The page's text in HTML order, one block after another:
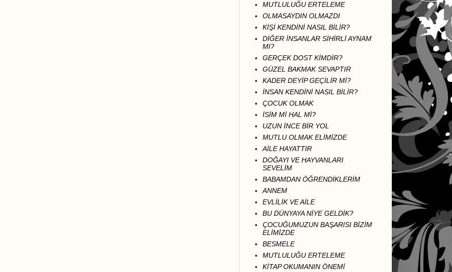
MUTLULUĞU ERTELEME
OLMASAYDIN OLMAZDI
KİŞİ KENDİNİ NASIL BİLİR?
DİĞER İNSANLAR SİHİRLİ AYNAM
MI?
GERÇEK DOST KİMDİR?
GÜZEL BAKMAK SEVAPTIR
KADER DEYİP GEÇİLİR Mİ?
İNSAN KENDİNİ NASIL BİLİR?
ÇOCUK OLMAK
İSİM Mİ HAL Mİ?
UZUN İNCE BİR YOL
MUTLU OLMAK ELİMİZDE
AİLE HAYATTIR
DOĞAYI VE HAYVANLARI
SEVELİM
BABAMDAN ÖĞRENDİKLERİM
ANNEM
EVLİLİK VE AİLE
BU DÜNYAYA NİYE GELDİK?
ÇOCUĞUMUZUN BAŞARISI BİZİM
ELİMİZDE
BESMELE
MUTLULUĞU ERTELEME
KİTAP OKUMANIN ÖNEMİ